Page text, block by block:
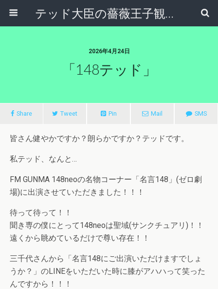
テッド大臣の薔薇王子観察日記
2026年4月24日
「148テッド」
Share Tweet Pin Mail SMS
皆さん健やかですか？朗らかですか？テッドです。
私テッド、なんと…
FM GUNMA 148neoの名物コーナー「名言148」(ゼロ劇
場)に出演させていただきました！！！
待って待って！！
聞き専の僕にとって148neoは聖域(サンクチュアリ)！！
遠くから眺めているだけで尊い存在！！
三千代さんから「名言148にご出演いただけますでしょ
うか？」のLINEをいただいた時に膝がアハハって笑った
んですから！！！